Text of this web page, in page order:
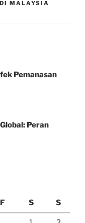
MALAYSIA
Pemanasan
Peran
F S S